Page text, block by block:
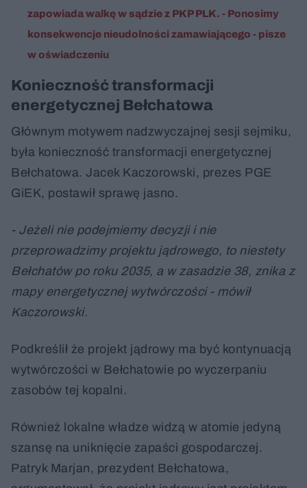
zapowiada walkę w sądzie z PKP PLK. - Ponosimy
konsekwencje nieudolności zamawiającego - pisze
w oświadczeniu
Konieczność transformacji
energetycznej Bełchatowa
Głównym motywem nadzwyczajnej sesji sejmiku,
była konieczność transformacji energetycznej
Bełchatowa. Jacek Kaczorowski, prezes PGE
GiEK, postawił sprawę jasno.
- Jeżeli nie podejmiemy decyzji i nie
przeprowadzimy projektu jądrowego, to niestety
Bełchatów po roku 2035, a w zasadzie 38, znika z
mapy energetycznej wytwórczości - mówił
Kaczorowski.
Podkreślił że projekt jądrowy ma być kontynuacją
wytwórczości w Bełchatowie po wyczerpaniu
zasobów tej kopalni.
Również lokalne władze widzą w atomie jedyną
szansę na uniknięcie zapaści gospodarczej.
Patryk Marjan, prezydent Bełchatowa,